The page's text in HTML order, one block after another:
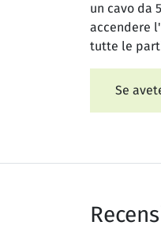
un cavo da
accendere
tutte le
Se